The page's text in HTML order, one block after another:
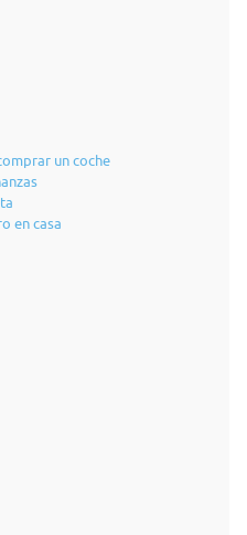
un coche
en casa